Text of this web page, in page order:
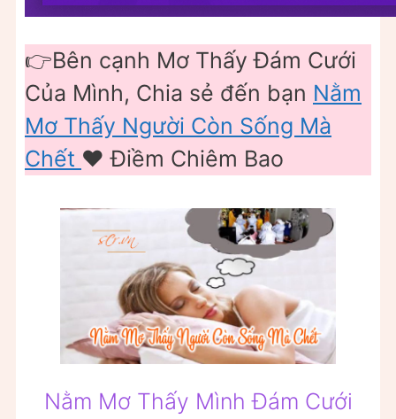
👉Bên cạnh Mơ Thấy Đám Cưới
Của Mình, Chia sẻ đến bạn Nằm
Mơ Thấy Người Còn Sống Mà
Chết ❤️ Điềm Chiêm Bao
Nằm Mơ Thấy Mình Đám Cưới